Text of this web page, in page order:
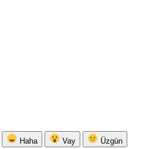
Haha Vay Üzgün